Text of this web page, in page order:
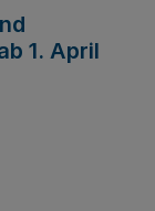
1. April